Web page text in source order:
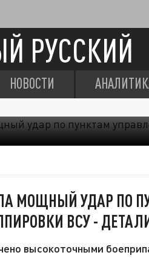
РУССКИЙ
НОВОСТИ
МОЩНЫЙ УДАР ПО
ВСУ -
высокоточными